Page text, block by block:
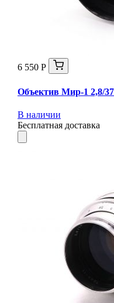
6 550 Р
Объектив Мир-1 2,8/
В наличии
Бесплатная доставка